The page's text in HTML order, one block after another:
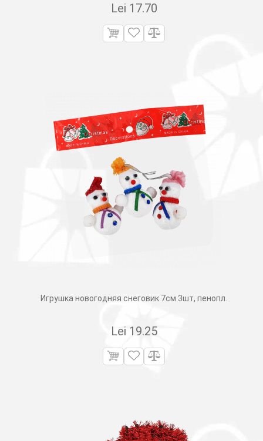
Lei 17.70
Игрушка новогодняя снеговик 7см 3шт, пенопл.
Lei 19.25